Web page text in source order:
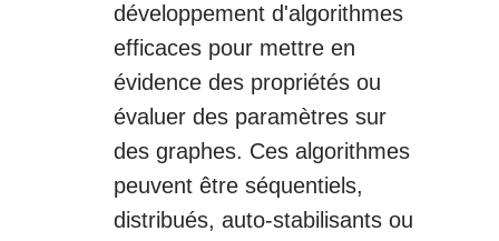
développement d'algorithmes
efficaces pour mettre en
évidence des propriétés ou
évaluer des paramètres sur
des graphes. Ces algorithmes
peuvent être séquentiels,
distribués, auto-stabilisants ou